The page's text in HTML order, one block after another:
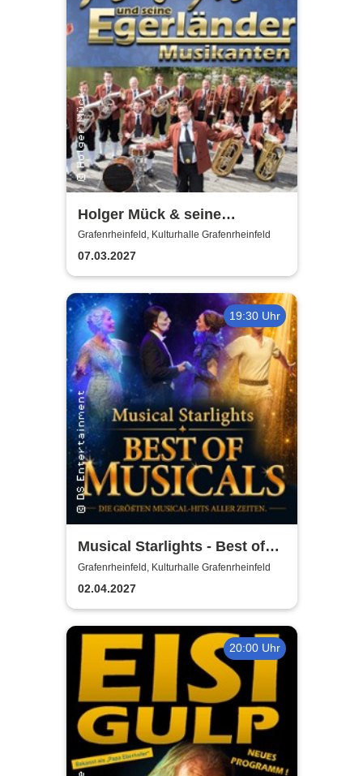
Holger Mück & seine
Egerländer Musikanten
Grafenrheinfeld, Kulturhalle Grafenrheinfeld
07.03.2027
19:30 Uhr
Musical Starlights - Best of
Musicals
Grafenrheinfeld, Kulturhalle Grafenrheinfeld
02.04.2027
20:00 Uhr